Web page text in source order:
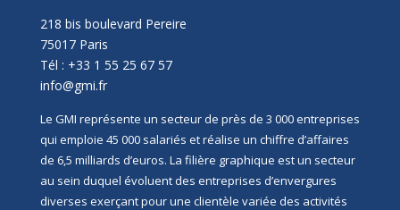
218 bis boulevard Pereire
75017 Paris
Tél : +33 1 55 25 67 57
info@gmi.fr
Le GMI représente un secteur de près de 3 000 entreprises
qui emploie 45 000 salariés et réalise un chiffre d’affaires
de 6,5 milliards d’euros. La filière graphique est un secteur
au sein duquel évoluent des entreprises d’envergures
diverses exerçant pour une clientèle variée des activités